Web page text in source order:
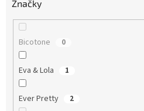
Značky
Bicotone 0
Eva & Lola 1
Ever Pretty 2